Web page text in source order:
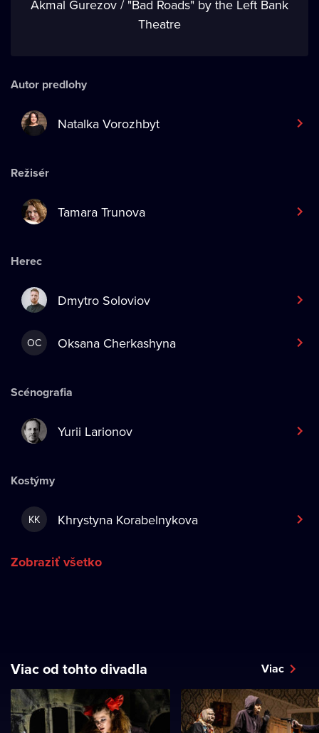
Akmal Gurezov / "Bad Roads" by the Left Bank
Theatre
Autor predlohy
Natalka Vorozhbyt
Režisér
Tamara Trunova
Herec
Dmytro Soloviov
OC Oksana Cherkashyna
Scénografia
Yurii Larionov
Kostýmy
KK Khrystyna Korabelnykova
Zobraziť všetko
Viac od tohto divadla Viac